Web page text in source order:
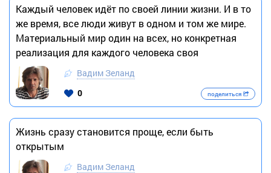
Каждый человек идёт по своей линии жизни. И в то
же время, все люди живут в одном и том же мире.
Материальный мир один на всех, но конкретная
реализация для каждого человека своя
Вадим Зеланд
0
поделиться
Жизнь сразу становится проще, если быть
открытым
Вадим Зеланд